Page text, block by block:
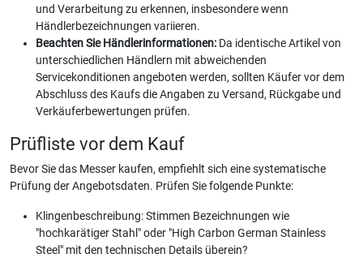
und Verarbeitung zu erkennen, insbesondere wenn
Händlerbezeichnungen variieren.
Beachten Sie Händlerinformationen: Da identische Artikel von
unterschiedlichen Händlern mit abweichenden
Servicekonditionen angeboten werden, sollten Käufer vor dem
Abschluss des Kaufs die Angaben zu Versand, Rückgabe und
Verkäuferbewertungen prüfen.
Prüfliste vor dem Kauf
Bevor Sie das Messer kaufen, empfiehlt sich eine systematische
Prüfung der Angebotsdaten. Prüfen Sie folgende Punkte:
Klingenbeschreibung: Stimmen Bezeichnungen wie
"hochkarätiger Stahl" oder "High Carbon German Stainless
Steel" mit den technischen Details überein?